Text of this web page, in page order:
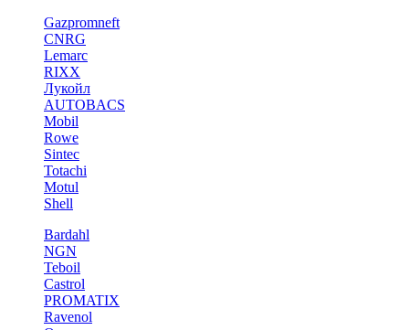
Gazpromneft
CNRG
Lemarc
RIXX
Лукойл
AUTOBACS
Mobil
Rowe
Sintec
Totachi
Motul
Shell
Bardahl
NGN
Teboil
Castrol
PROMATIX
Ravenol